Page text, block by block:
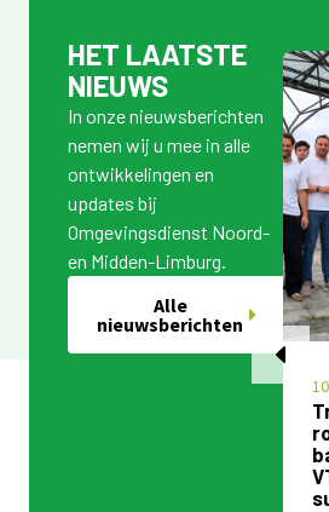
HET LAATSTE
NIEUWS
In onze nieuwsberichten
nemen wij u mee in alle
ontwikkelingen en
updates bij
Omgevingsdienst Noord-
en Midden-Limburg.
Alle
nieuwsberichten